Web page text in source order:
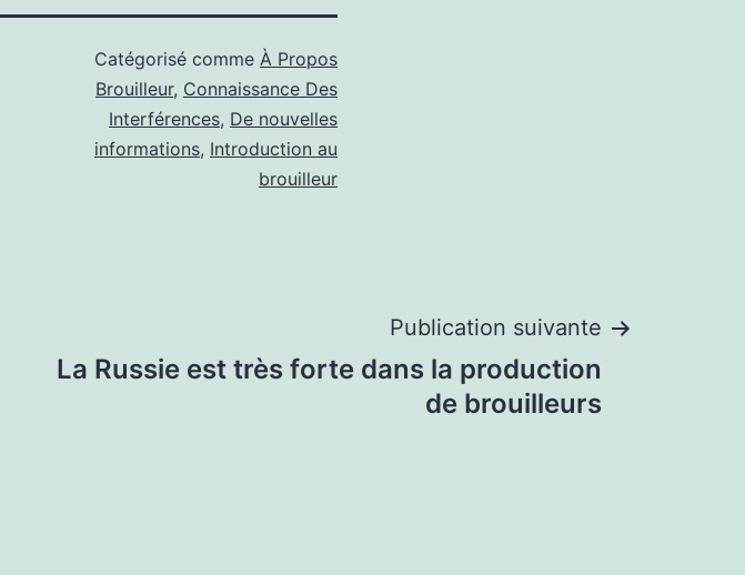
Catégorisé comme À Propos
Brouilleur, Connaissance Des
Interférences, De nouvelles
informations, Introduction au
brouilleur
Publication suivante
La Russie est très forte dans la production
de brouilleurs